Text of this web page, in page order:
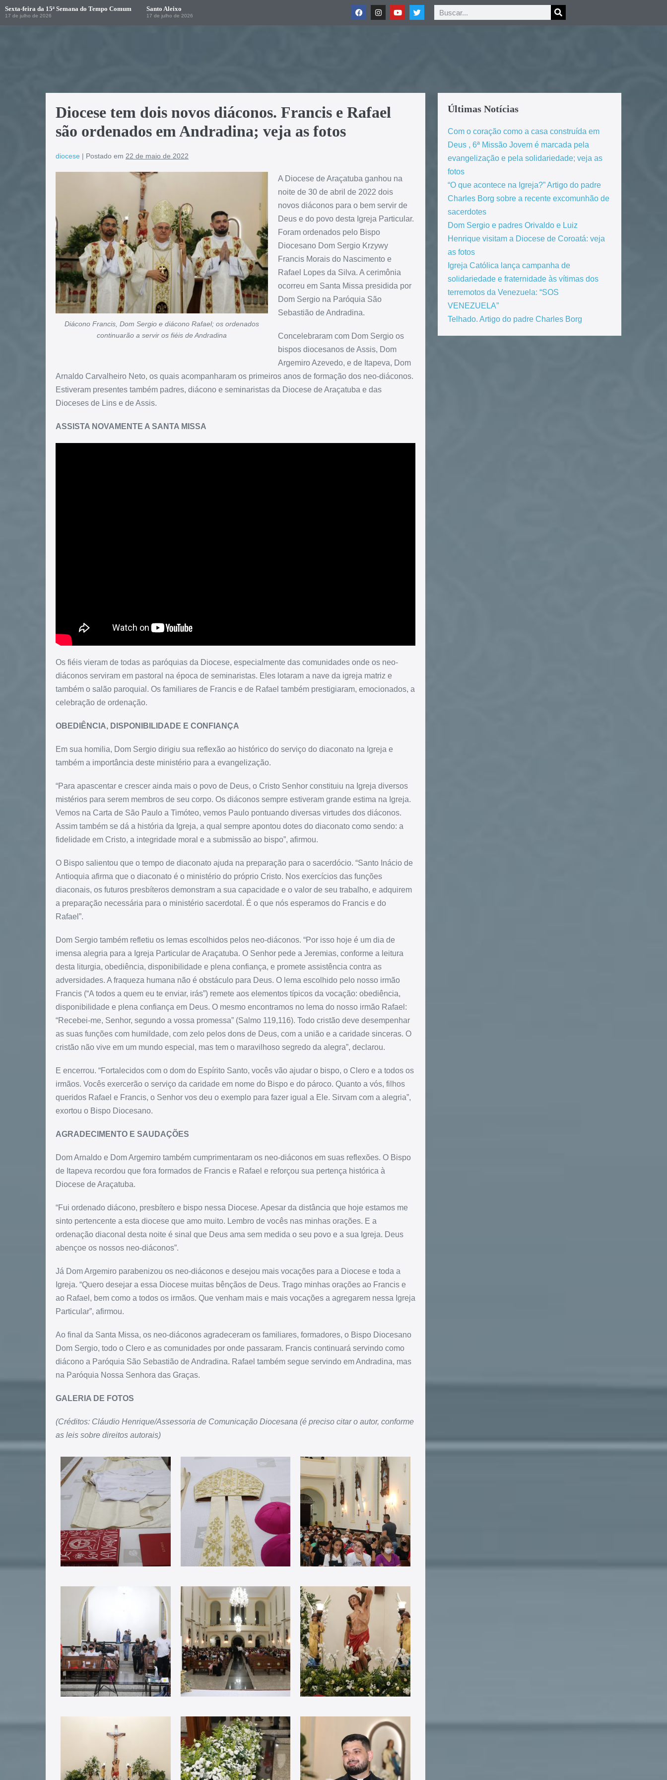
Sexta-feira da 15ª Semana do Tempo Comum
17 de julho de 2026
Santo Aleixo
17 de julho de 2026
Diocese tem dois novos diáconos. Francis e Rafael
são ordenados em Andradina; veja as fotos
diocese | Postado em 22 de maio de 2022
Diácono Francis, Dom Sergio e diácono Rafael; os ordenados
continuarão a servir os fiéis de Andradina
A Diocese de Araçatuba ganhou na
noite de 30 de abril de 2022 dois
novos diáconos para o bem servir de
Deus e do povo desta Igreja Particular.
Foram ordenados pelo Bispo
Diocesano Dom Sergio Krzywy
Francis Morais do Nascimento e
Rafael Lopes da Silva. A cerimônia
ocorreu em Santa Missa presidida por
Dom Sergio na Paróquia São
Sebastião de Andradina.
Concelebraram com Dom Sergio os
bispos diocesanos de Assis, Dom
Argemiro Azevedo, e de Itapeva, Dom
Arnaldo Carvalheiro Neto, os quais acompanharam os primeiros anos de formação dos neo-diáconos.
Estiveram presentes também padres, diácono e seminaristas da Diocese de Araçatuba e das
Dioceses de Lins e de Assis.
ASSISTA NOVAMENTE A SANTA MISSA
Os fiéis vieram de todas as paróquias da Diocese, especialmente das comunidades onde os neo-
diáconos serviram em pastoral na época de seminaristas. Eles lotaram a nave da igreja matriz e
também o salão paroquial. Os familiares de Francis e de Rafael também prestigiaram, emocionados, a
celebração de ordenação.
OBEDIÊNCIA, DISPONIBILIDADE E CONFIANÇA
Em sua homilia, Dom Sergio dirigiu sua reflexão ao histórico do serviço do diaconato na Igreja e
também a importância deste ministério para a evangelização.
“Para apascentar e crescer ainda mais o povo de Deus, o Cristo Senhor constituiu na Igreja diversos
mistérios para serem membros de seu corpo. Os diáconos sempre estiveram grande estima na Igreja.
Vemos na Carta de São Paulo a Timóteo, vemos Paulo pontuando diversas virtudes dos diáconos.
Assim também se dá a história da Igreja, a qual sempre apontou dotes do diaconato como sendo: a
fidelidade em Cristo, a integridade moral e a submissão ao bispo”, afirmou.
O Bispo salientou que o tempo de diaconato ajuda na preparação para o sacerdócio. “Santo Inácio de
Antioquia afirma que o diaconato é o ministério do próprio Cristo. Nos exercícios das funções
diaconais, os futuros presbíteros demonstram a sua capacidade e o valor de seu trabalho, e adquirem
a preparação necessária para o ministério sacerdotal. É o que nós esperamos do Francis e do
Rafael”.
Dom Sergio também refletiu os lemas escolhidos pelos neo-diáconos. “Por isso hoje é um dia de
imensa alegria para a Igreja Particular de Araçatuba. O Senhor pede a Jeremias, conforme a leitura
desta liturgia, obediência, disponibilidade e plena confiança, e promete assistência contra as
adversidades. A fraqueza humana não é obstáculo para Deus. O lema escolhido pelo nosso irmão
Francis (“A todos a quem eu te enviar, irás”) remete aos elementos típicos da vocação: obediência,
disponibilidade e plena confiança em Deus. O mesmo encontramos no lema do nosso irmão Rafael:
“Recebei-me, Senhor, segundo a vossa promessa” (Salmo 119,116). Todo cristão deve desempenhar
as suas funções com humildade, com zelo pelos dons de Deus, com a união e a caridade sinceras. O
cristão não vive em um mundo especial, mas tem o maravilhoso segredo da alegra”, declarou.
E encerrou. “Fortalecidos com o dom do Espírito Santo, vocês vão ajudar o bispo, o Clero e a todos os
irmãos. Vocês exercerão o serviço da caridade em nome do Bispo e do pároco. Quanto a vós, filhos
queridos Rafael e Francis, o Senhor vos deu o exemplo para fazer igual a Ele. Sirvam com a alegria”,
exortou o Bispo Diocesano.
AGRADECIMENTO E SAUDAÇÕES
Dom Arnaldo e Dom Argemiro também cumprimentaram os neo-diáconos em suas reflexões. O Bispo
de Itapeva recordou que fora formados de Francis e Rafael e reforçou sua pertença histórica à
Diocese de Araçatuba.
“Fui ordenado diácono, presbítero e bispo nessa Diocese. Apesar da distância que hoje estamos me
sinto pertencente a esta diocese que amo muito. Lembro de vocês nas minhas orações. E a
ordenação diaconal desta noite é sinal que Deus ama sem medida o seu povo e a sua Igreja. Deus
abençoe os nossos neo-diáconos”.
Já Dom Argemiro parabenizou os neo-diáconos e desejou mais vocações para a Diocese e toda a
Igreja. “Quero desejar a essa Diocese muitas bênçãos de Deus. Trago minhas orações ao Francis e
ao Rafael, bem como a todos os irmãos. Que venham mais e mais vocações a agregarem nessa Igreja
Particular”, afirmou.
Ao final da Santa Missa, os neo-diáconos agradeceram os familiares, formadores, o Bispo Diocesano
Dom Sergio, todo o Clero e as comunidades por onde passaram. Francis continuará servindo como
diácono a Paróquia São Sebastião de Andradina. Rafael também segue servindo em Andradina, mas
na Paróquia Nossa Senhora das Graças.
GALERIA DE FOTOS
(Créditos: Cláudio Henrique/Assessoria de Comunicação Diocesana (é preciso citar o autor, conforme
as leis sobre direitos autorais)
Últimas Notícias
Com o coração como a casa construída em
Deus , 6ª Missão Jovem é marcada pela
evangelização e pela solidariedade; veja as
fotos
“O que acontece na Igreja?” Artigo do padre
Charles Borg sobre a recente excomunhão de
sacerdotes
Dom Sergio e padres Orivaldo e Luiz
Henrique visitam a Diocese de Coroatá: veja
as fotos
Igreja Católica lança campanha de
solidariedade e fraternidade às vítimas dos
terremotos da Venezuela: “SOS
VENEZUELA”
Telhado. Artigo do padre Charles Borg